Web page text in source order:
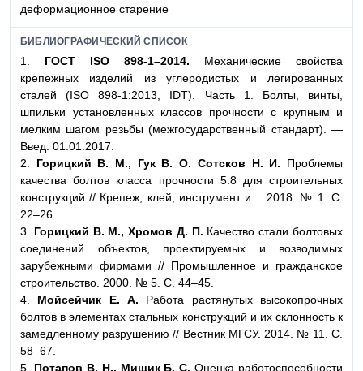
деформационное старение
БИБЛИОГРАФИЧЕСКИЙ СПИСОК
1. ГОСТ ISO 898-1–2014. Механические свойства
крепежных изделий из углеродистых и легированных
сталей (ISO 898-1:2013, IDT). Часть 1. Болты, винты,
шпильки установленных классов прочности с крупным и
мелким шагом резьбы (межгосударственный стандарт). —
Введ. 01.01.2017.
2.
Горицкий В. М., Гук В. О. Сотсков Н. И. Проблемы
качества болтов класса прочности 5.8 для строительных
конструкций // Крепеж, клей, инструмент и… 2018. № 1. С.
22–26.
3. Горицкий В. М., Хромов Д. П. Качество стали болтовых
соединений объектов, проектируемых и возводимых
зарубежными фирмами // Промышленное и гражданское
строительство. 2000. № 5. С. 44–45.
4. Мойсейчик Е. А. Работа растянутых высокопрочных
болтов в элементах стальных конструкций и их склонность к
замедленному разрушению // Вестник МГСУ. 2014. № 11. С.
58–67.
5. Потапов В. Н., Мищик Б. С. Оценка работоспособности